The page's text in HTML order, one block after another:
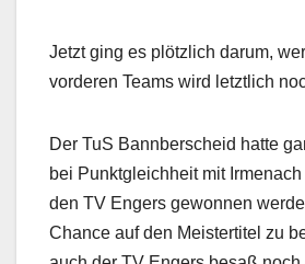
Jetzt ging es plötzlich darum,
vorderen Teams wird letztlich
Der TuS Bannberscheid hatte
bei Punktgleichheit mit
den TV Engers gewonnen
Chance auf den Meistertitel zu